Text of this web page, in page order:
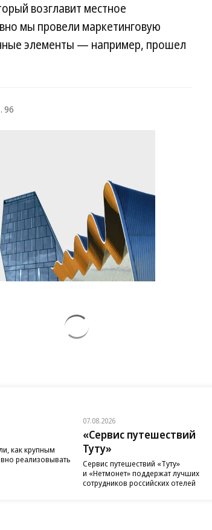
возглавит местное
мы провели маркетинговую
элементы — например, прошел
96
как крупным
реализовывать
07.08.2026
«Сервис путешествий
Туту»
Сервис путешествий «Туту»
и «Нетмонет» поддержат лучших
сотрудников российских отелей